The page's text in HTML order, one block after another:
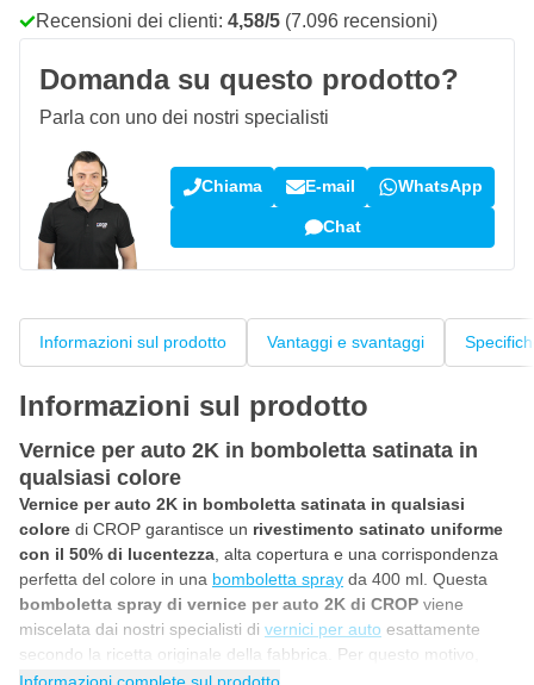
Recensioni dei clienti: 4,58/5 (7.096 recensioni)
Domanda su questo prodotto?
Parla con uno dei nostri specialisti
Chiama E-mail WhatsApp
Chat
Informazioni sul prodotto Vantaggi e svantaggi
Informazioni sul prodotto
Vernice per auto 2K in bomboletta satinata in
qualsiasi colore
Vernice per auto 2K in bomboletta satinata in qualsiasi
colore di CROP garantisce un rivestimento satinato uniforme
con il 50% di lucentezza, alta copertura e una corrispondenza
perfetta del colore in una bomboletta spray da 400 ml. Questa
bomboletta spray di vernice per auto 2K di CROP viene
miscelata dai nostri specialisti di vernici per auto esattamente
secondo la ricetta originale della fabbrica. Per questo motivo,
questavernice per auto satinata 2K in bomboletta spray